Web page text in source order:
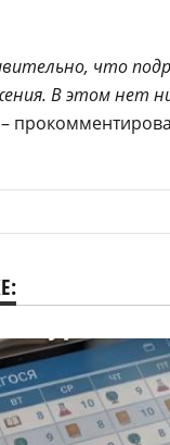
что
В этом нет
–